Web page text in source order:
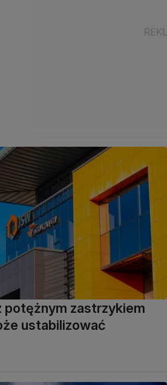
potężnym zastrzykiem
ustabilizować